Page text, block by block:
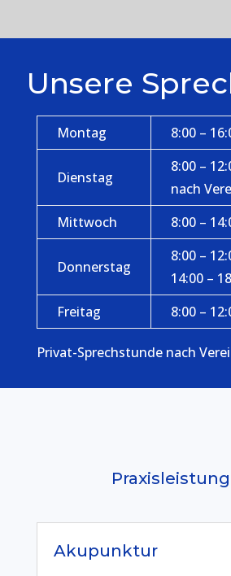
Unsere
Montag 8:00 –
Dienstag
8:00 –
nach
Mittwoch
8:00 –
Donnerstag
8:00 –
14:00 –
Freitag
8:00 –
Privat-Sprechstunde nach
Akupunktur